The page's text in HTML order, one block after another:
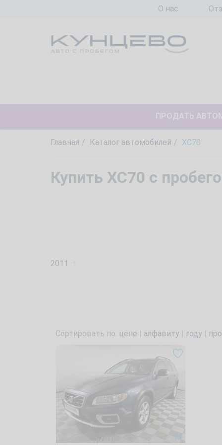
О нас
ПРОДАТЬ
Главная Каталог автомобилей XC70
Купить XC70 с
2011
Сортировать по: цене | алфавиту | году |